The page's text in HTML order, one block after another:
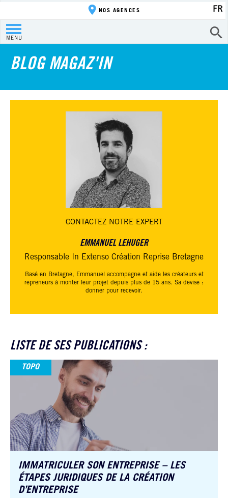
MENU
NOS AGENCES FR
BLOG MAGAZ'IN
CONTACTEZ NOTRE EXPERT
EMMANUEL LEHUGER
Responsable In Extenso Création Reprise Bretagne
Basé en Bretagne, Emmanuel accompagne et aide les créateurs et
repreneurs à monter leur projet depuis plus de 15 ans. Sa devise :
donner pour recevoir.
LISTE DE SES PUBLICATIONS :
TOPO
IMMATRICULER SON ENTREPRISE – LES
ÉTAPES JURIDIQUES DE LA CRÉATION
D’ENTREPRISE